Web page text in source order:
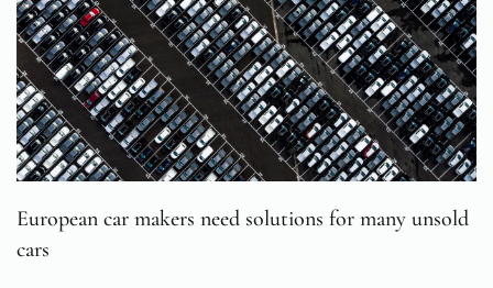
European car makers need solutions for many unsold
cars